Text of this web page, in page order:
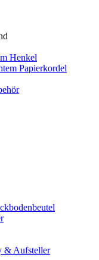
Henkel
Papierkordel
& Aufsteller